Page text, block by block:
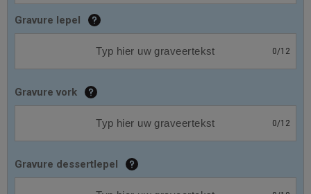
Gravure lepel
0/12
Gravure vork
0/12
Gravure dessertlepel